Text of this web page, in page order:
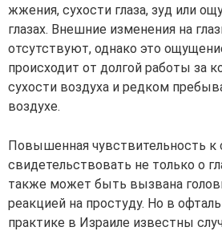
жжения, сухости глаза, зуд или
глазах. Внешние изменения на
отсутствуют, однако это
происходит от долгой работы за
сухости воздуха и редком
воздухе.
Повышенная чувствительность к
свидетельствовать не только о
также может быть вызвана
реакцией на простуду. Но в
практике в Израиле известны